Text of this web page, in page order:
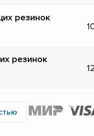
резинок
резинок